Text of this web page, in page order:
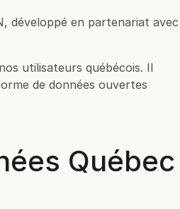
développé en partenariat avec
utilisateurs québécois. Il
de données ouvertes
Québec